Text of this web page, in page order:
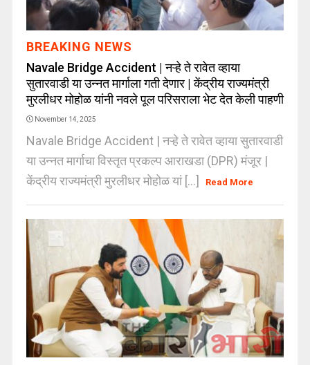
BREAKING NEWS
Navale Bridge Accident | नऱ्हे ते रावेत व्हाया
सुतारवाडी या उन्नत मार्गाला गती देणार | केंद्रीय राज्यमंत्री
मुरलीधर मोहोळ यांनी नवले पूल परिसराला भेट देत केली पाहणी
November 14, 2025
Navale Bridge Accident | नऱ्हे ते रावेत व्हाया सुतारवाडी
या उन्नत मार्गाचा विस्तृत प्रकल्प आराखडा (DPR) मंजूर |
केंद्रीय राज्यमंत्री मुरलीधर मोहोळ यां [...]
Read More